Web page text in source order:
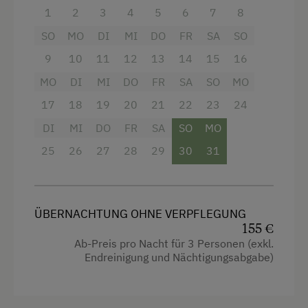
Wellnessangebote
Terrasse mit Glasüberdachung
4 Plattenherd
Radio
Aussicht auf eine Berglandschaft
Backofen
Balkon/Terrasse
Gitterbett
Haarföhn
Handtücher
1
2
3
4
5
6
7
8
SO
9
MO
10
DI
11
MI
12
DO
13
FR
14
SA
15
SO
16
MO
17
DI
18
MI
19
DO
20
FR
21
SA
22
SO
23
MO
24
DI
25
MI
26
DO
27
FR
28
SA
29
SO
30
MO
31
ÜBERNACHTUNG OHNE VERPFLEGUNG
155 €
Ab-Preis pro Nacht für 3 Personen (exkl.
Endreinigung und Nächtigungsabgabe)